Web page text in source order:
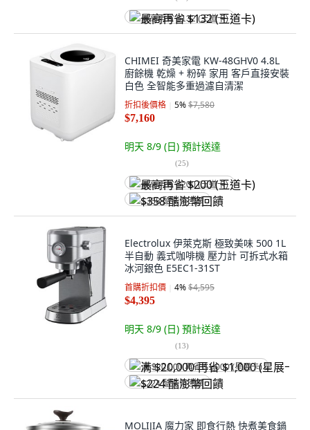
最高再省 $132 (王道卡)
CHIMEI 奇美家電 KW-48GHV0 4.8L
廚餘機 乾燥 + 粉碎 家用 客戶直接安裝
白色 全智能多重過濾自清潔
折扣後價格 5%$7,580
$7,160
明天 8/9 (日) 預計送達
(25)
最高再省 $200 (王道卡)
$358 酷澎幣回饋
Electrolux 伊萊克斯 極致美味 500 1L
半自動 義式咖啡機 壓力計 可拆式水箱
冰河銀色 E5EC1-31ST
首購折扣價 4%$4,595
$4,395
明天 8/9 (日) 預計送達
(13)
满 $20,000 再省 $1,000 (星展卡)
$224 酷澎幣回饋
MOLIJIA 魔力家 即食行熱 快煮美食鍋